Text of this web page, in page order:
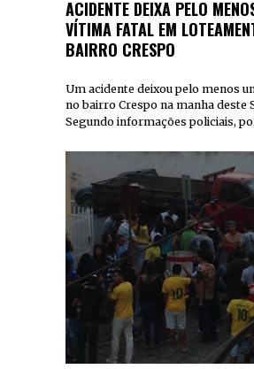
ACIDENTE DEIXA PELO
VÍTIMA FATAL EM
BAIRRO CRESPO
Um acidente deixou pelo menos
no bairro Crespo na manha deste
Segundo informações policiais,